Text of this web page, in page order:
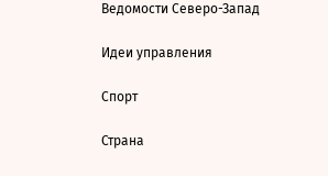
Ведомости Северо-Запад
Идеи управления
Спорт
Страна